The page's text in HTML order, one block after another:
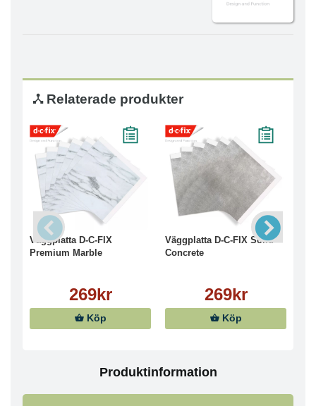
Relaterade produkter
Väggplatta D-C-FIX
Premium Marble
269kr
Köp
Väggplatta D-C-FIX Solid
Concrete
269kr
Köp
Produktinformation